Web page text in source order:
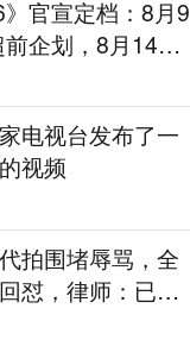
》官宣定档：8月9
企划，8月14日
日、16日两天
电视台发布了一
视频
拍围堵辱骂，全
怼，律师：已超
的合理界限